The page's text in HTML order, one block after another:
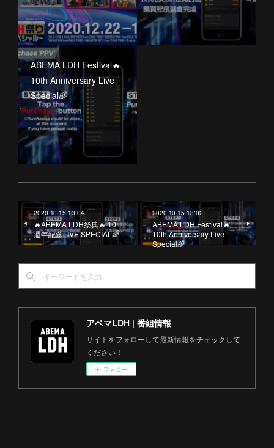
ABEMA LDH Festival🔥
10th Anniversary Live
Special🌈
2020.10.15 13:04
🔥ABEMA LDH祭典🔥 10
週年紀念LIVE SPECIAL🌈
2020.10.15 13:02
ABEMA LDH Festival🔥
10th Anniversary Live
Special🌈
アベマLDH | 番組情報
サイトをフォローして最新情報をチェックして
ください！
フォロー